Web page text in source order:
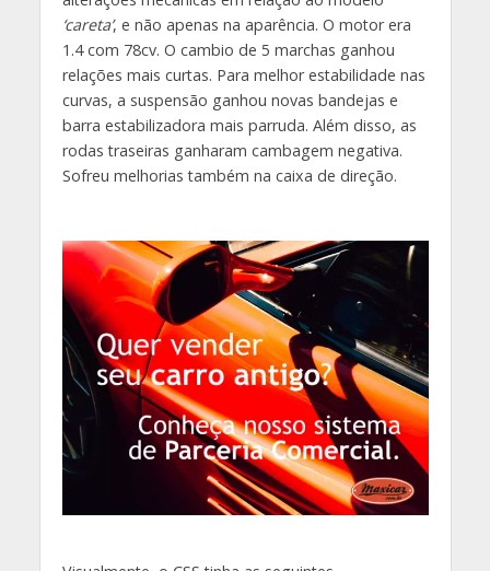
‘careta’, e não apenas na aparência. O motor era
1.4 com 78cv. O cambio de 5 marchas ganhou
relações mais curtas. Para melhor estabilidade nas
curvas, a suspensão ganhou novas bandejas e
barra estabilizadora mais parruda. Além disso, as
rodas traseiras ganharam cambagem negativa.
Sofreu melhorias também na caixa de direção.